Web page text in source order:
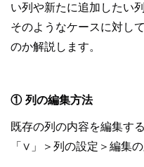
い列や新たに追加したい
そのようなケースに対し
のか解説します。
① 列の編集方法
既存の列の内容を編集す
「∨」＞列の設定＞編集